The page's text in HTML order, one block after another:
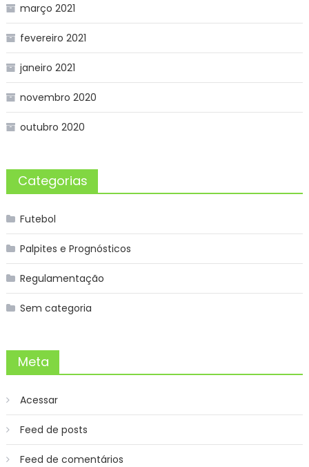
março 2021
fevereiro 2021
janeiro 2021
novembro 2020
outubro 2020
Categorias
Futebol
Palpites e Prognósticos
Regulamentação
Sem categoria
Meta
Acessar
Feed de posts
Feed de comentários